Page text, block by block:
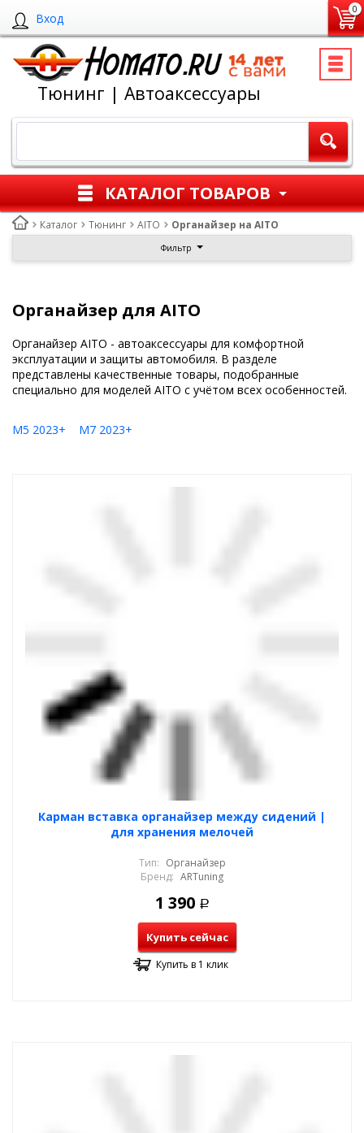
Вход
0
Тюнинг | Автоаксессуары
КАТАЛОГ ТОВАРОВ
Каталог Тюнинг AITO Органайзер на AITO
Фильтр
Органайзер для AITO
Органайзер AITO - автоаксессуары для комфортной
эксплуатации и защиты автомобиля. В разделе
представлены качественные товары, подобранные
специально для моделей AITO с учётом всех особенностей.
M5 2023+ M7 2023+
Карман вставка органайзер между сидений |
для хранения мелочей
Тип: Органайзер
Бренд: ARTuning
1 390 Р
Купить сейчас
Купить в 1 клик